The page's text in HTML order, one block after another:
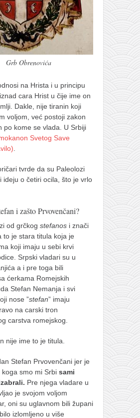
Grb Obrenovića
na Hrista i u principu
cara Hrist u čije ime on
Dakle, nije tiranin koji
voljom, već postoji zakon
po kome se vlada. U Srbiji
Svetog Save
tvrde da su Paleolozi
ideju o četiri ocila, što je vrlo
i zašto Prvovenčani?
od grčkog stefanos i znači
to je stara titula koja je
koji imaju u sebi krvi
Srpski vladari su u
a i pre toga bili
ćerkama Romejskih
Stefan Nemanja i svi
nose ”stefan” imaju
na carski tron
carstva romejskog.
nije ime to je titula.
Stefan Prvovenčani jer je
smo mi Srbi sami
Pre njega vladare u
je svojom voljom
oni su uglavnom bili župani
izlomljeno u više